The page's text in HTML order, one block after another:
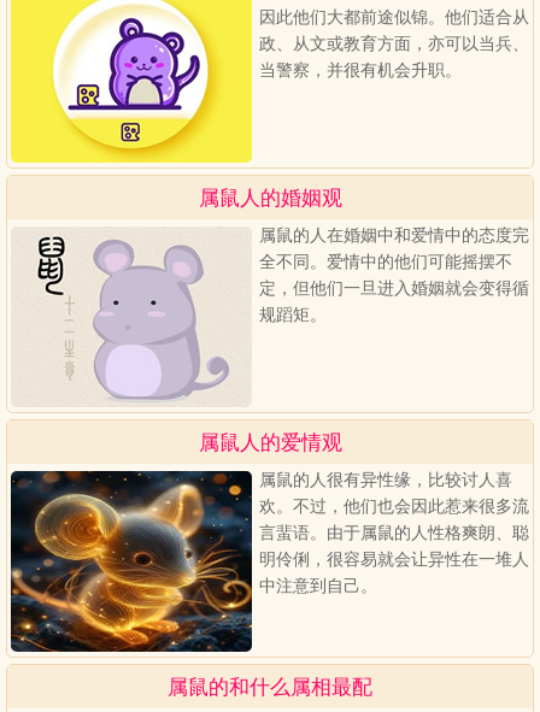
因此他们大都前途似锦。他们适合从
政、从文或教育方面，亦可以当兵、
当警察，并很有机会升职。
属鼠人的婚姻观
属鼠的人在婚姻中和爱情中的态度完
全不同。爱情中的他们可能摇摆不
定，但他们一旦进入婚姻就会变得循
规蹈矩。
属鼠人的爱情观
属鼠的人很有异性缘，比较讨人喜
欢。不过，他们也会因此惹来很多流
言蜚语。由于属鼠的人性格爽朗、聪
明伶俐，很容易就会让异性在一堆人
中注意到自己。
属鼠的和什么属相最配